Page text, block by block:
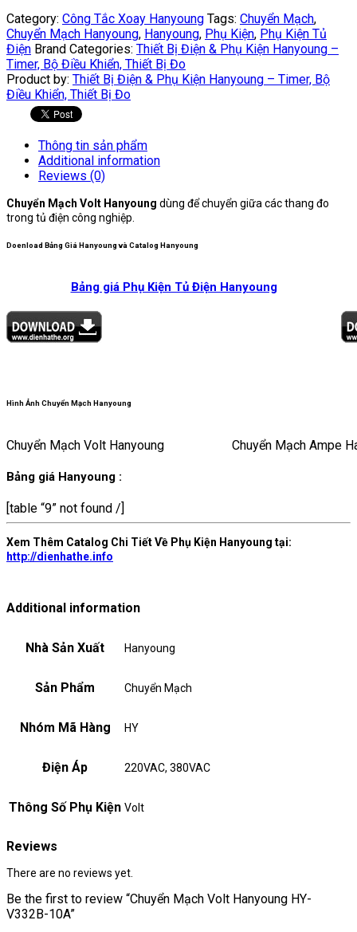
Category: Công Tắc Xoay Hanyoung Tags: Chuyển Mạch,
Chuyển Mạch Hanyoung, Hanyoung, Phụ Kiện, Phụ Kiện Tủ
Điện Brand Categories: Thiết Bị Điện & Phụ Kiện Hanyoung –
Timer, Bộ Điều Khiển, Thiết Bị Đo
Product by: Thiết Bị Điện & Phụ Kiện Hanyoung – Timer, Bộ
Điều Khiển, Thiết Bị Đo
Thông tin sản phẩm
Additional information
Reviews (0)
Chuyển Mạch Volt Hanyoung dùng để chuyển giữa các thang đo
trong tủ điện công nghiệp.
Doenload Bảng Giá Hanyoung và Catalog Hanyoung
Bảng giá Phụ Kiện Tủ Điện Hanyoung
Hình Ảnh Chuyển Mạch Hanyoung
Chuyển Mạch Volt Hanyoung Chuyển Mạch Ampe
Bảng giá Hanyoung :
[table “9” not found /]
Xem Thêm Catalog Chi Tiết Về Phụ Kiện Hanyoung tại:
http://dienhathe.info
Additional information
Nhà Sản Xuất Hanyoung
Sản Phẩm Chuyển Mạch
Nhóm Mã Hàng HY
Điện Áp 220VAC, 380VAC
Thông Số Phụ Kiện Volt
Reviews
There are no reviews yet.
Be the first to review “Chuyển Mạch Volt Hanyoung HY-
V332B-10A”